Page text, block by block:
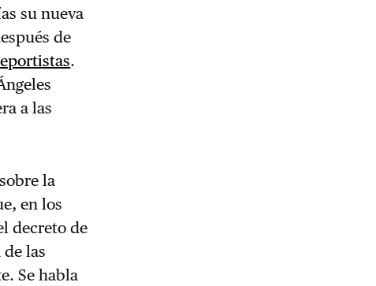
su nueva
de
.
a las
la
en los
decreto de
las
Se habla